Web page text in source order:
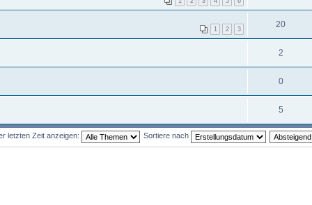
1 2 3 20
2
0
5
letzten Zeit anzeigen: Sortiere nach